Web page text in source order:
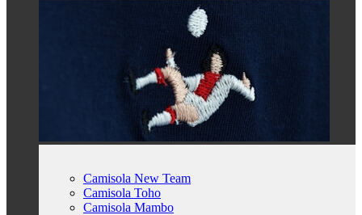
Camisola New Team
Camisola Toho
Camisola Mambo